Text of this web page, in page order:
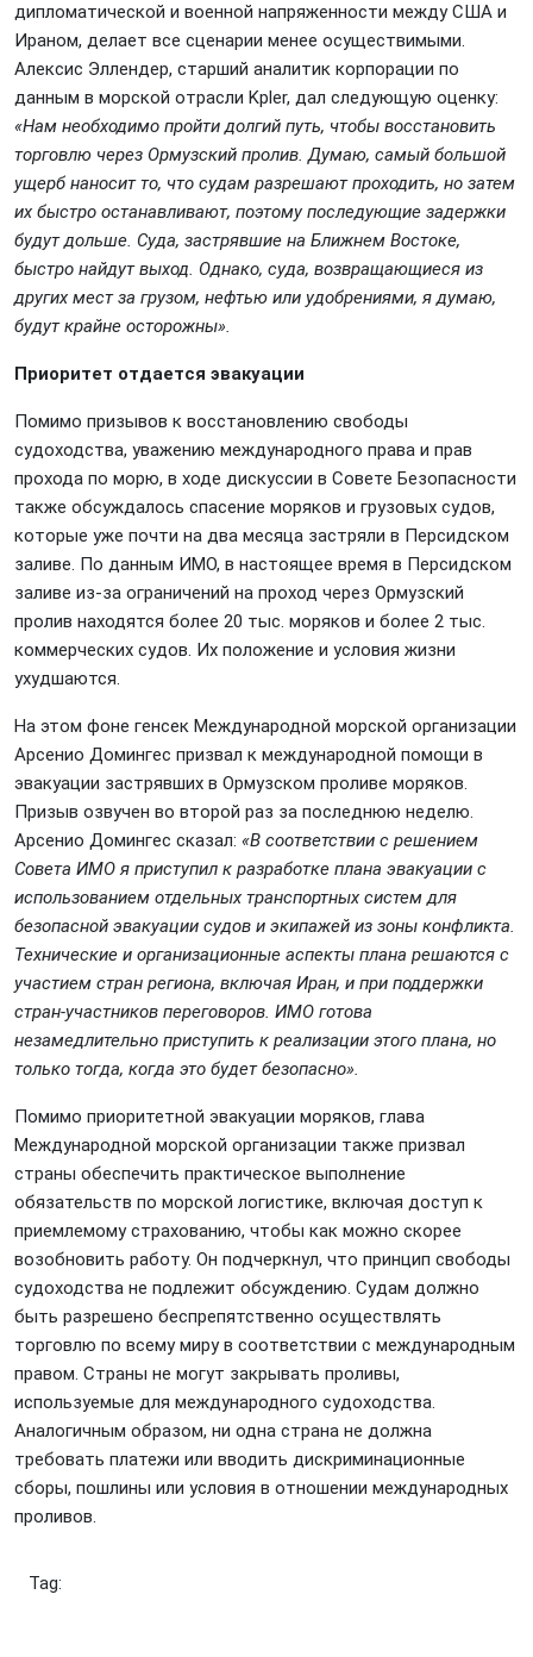
дипломатической и военной напряженности между США и
Ираном, делает все сценарии менее осуществимыми.
Алексис Эллендер, старший аналитик корпорации по
данным в морской отрасли Kpler, дал следующую оценку:
«Нам необходимо пройти долгий путь, чтобы восстановить
торговлю через Ормузский пролив. Думаю, самый большой
ущерб наносит то, что судам разрешают проходить, но затем
их быстро останавливают, поэтому последующие задержки
будут дольше. Суда, застрявшие на Ближнем Востоке,
быстро найдут выход. Однако, суда, возвращающиеся из
других мест за грузом, нефтью или удобрениями, я думаю,
будут крайне осторожны».
Приоритет отдается эвакуации
Помимо призывов к восстановлению свободы
судоходства, уважению международного права и прав
прохода по морю, в ходе дискуссии в Совете Безопасности
также обсуждалось спасение моряков и грузовых судов,
которые уже почти на два месяца застряли в Персидском
заливе. По данным ИМО, в настоящее время в Персидском
заливе из-за ограничений на проход через Ормузский
пролив находятся более 20 тыс. моряков и более 2 тыс.
коммерческих судов. Их положение и условия жизни
ухудшаются.
На этом фоне генсек Международной морской организации
Арсенио Домингес призвал к международной помощи в
эвакуации застрявших в Ормузском проливе моряков.
Призыв озвучен во второй раз за последнюю неделю.
Арсенио Домингес сказал: «В соответствии с решением
Совета ИМО я приступил к разработке плана эвакуации с
использованием отдельных транспортных систем для
безопасной эвакуации судов и экипажей из зоны конфликта.
Технические и организационные аспекты плана решаются с
участием стран региона, включая Иран, и при поддержки
стран-участников переговоров. ИМО готова
незамедлительно приступить к реализации этого плана, но
только тогда, когда это будет безопасно».
Помимо приоритетной эвакуации моряков, глава
Международной морской организации также призвал
страны обеспечить практическое выполнение
обязательств по морской логистике, включая доступ к
приемлемому страхованию, чтобы как можно скорее
возобновить работу. Он подчеркнул, что принцип свободы
судоходства не подлежит обсуждению. Судам должно
быть разрешено беспрепятственно осуществлять
торговлю по всему миру в соответствии с международным
правом. Страны не могут закрывать проливы,
используемые для международного судоходства.
Аналогичным образом, ни одна страна не должна
требовать платежи или вводить дискриминационные
сборы, пошлины или условия в отношении международных
проливов.
Tag: